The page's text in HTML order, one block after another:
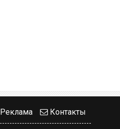
Реклама Контакты